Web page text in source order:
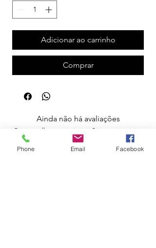
Adicionar ao carrinho
Comprar
Ainda não há avaliações
Compartilhe sua opinião. Seja o primeiro a
deixar uma avaliação.
Phone Email Facebook